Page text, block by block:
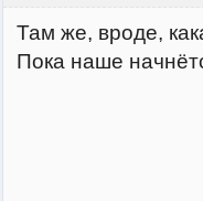
Там же, вроде,
Пока наше